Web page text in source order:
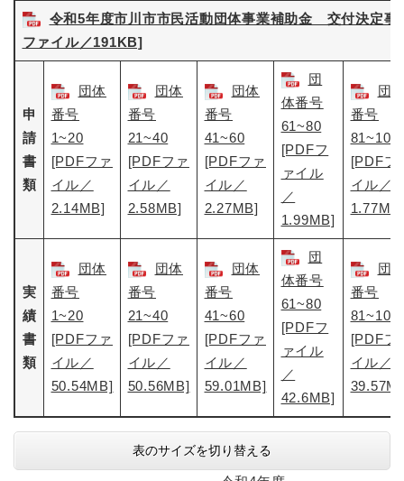
令和5年度市川市市民活動団体事業補助金 交付決定事
ファイル／191KB]
申
請
書
類
団体
番号
1~20
[PDFファ
イル／
2.14MB]
団体
番号
21~40
[PDFファ
イル／
2.58MB]
団体
番号
41~60
[PDFファ
イル／
2.27MB]
団
体番号
61~80
[PDFフ
ァイル
／
1.99MB]
団
番号
81~100
[PDFフ
イル／
1.77MB]
実
績
書
類
団体
番号
1~20
[PDFファ
イル／
50.54MB]
団体
番号
21~40
[PDFファ
イル／
50.56MB]
団体
番号
41~60
[PDFファ
イル／
59.01MB]
団
体番号
61~80
[PDFフ
ァイル
／
42.6MB]
団
番号
81~100
[PDFフ
イル／
表のサイズを切り替える